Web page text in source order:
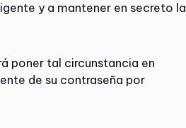
y a mantener en secreto la
poner tal circunstancia en
de su contraseña por